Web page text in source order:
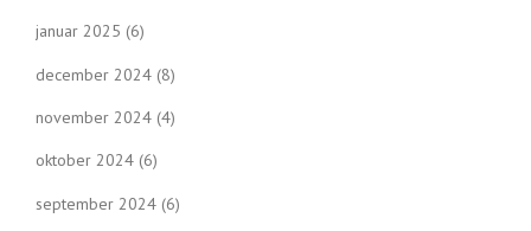
januar 2025 (6)
december 2024 (8)
november 2024 (4)
oktober 2024 (6)
september 2024 (6)